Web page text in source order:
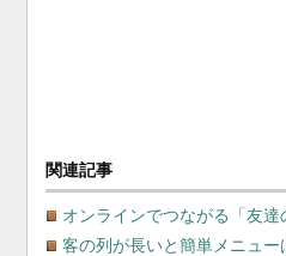
関連記事
オンラインでつながる「友
客の列が長いと簡単メニュ